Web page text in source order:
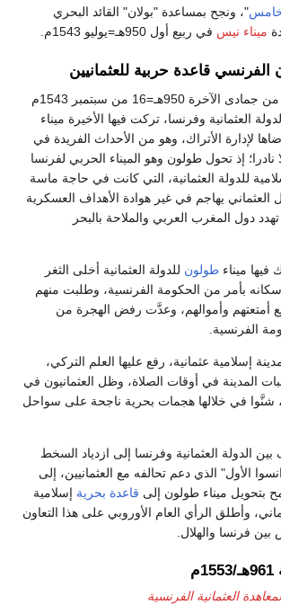
"، ونجح بمساعدة "بولان" القائد البحري
ميناء نيس في ربيع أول 950هـ=يوليو 1543م.
الفرنسي قاعدة حربية للعثمانيين
وفي السادس عشر من جمادى الآخرة 950هـ=16 من سبتمبر 1543م
العثمانية وفرنسا، تركت فيها الأخيرة ميناء
لإدارة الأتراك، وهو من الأحداث الفريدة في
نادرا؛ إذ تحول طولون وهو الميناء الحربي لفرنسا
للدولة العثمانية، التي كانت في حاجة ماسة
العثماني يهاجم في غير هوادة الأهداف العسكرية
تهدد دول المغرب العربي والملاحة بالبحر
فيها ميناء طولون للدولة العثمانية أخلى الثغر
بأمر من الحكومة الفرنسية، وطلبت منهم
أمتعتهم وأموالهم، وعدَّت رفض الهجرة من
الفرنسية.
إسلامية عثمانية، رفع عليها العلم التركي،
المدينة في أوقات الصلاة، وظل العثمانيون في
شنَّوا في خلالها هجمات بحرية ناجحة على سواحل
الدولة العثمانية وفرنسا إلى ازدياد السخط
الأول" الذي دعم تحالفه مع العثمانيين، إلى
بتحويل ميناء طولون إلى قاعدة بحرية إسلامية
وأطلق الرأي العام الأوروبي على هذا التعاون
بين فرنسا والهلال.
العثمانية الفرنسية